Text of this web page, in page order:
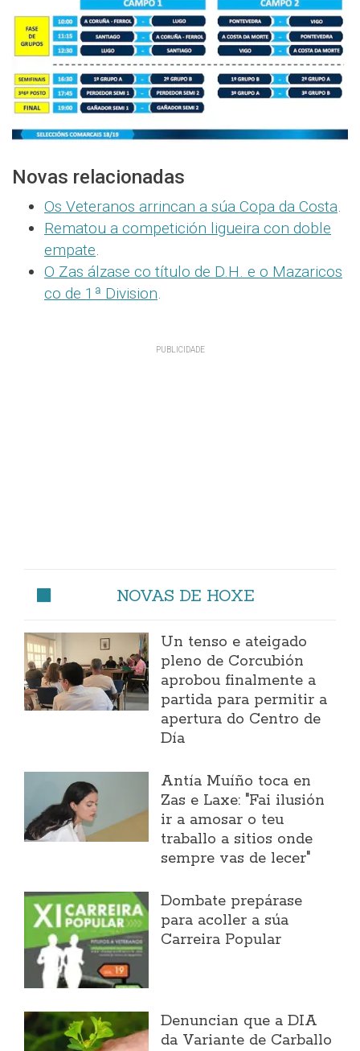
Novas relacionadas
Os Veteranos arrincan a súa Copa da Costa.
Rematou a competición ligueira con doble
empate.
O Zas álzase co título de D.H. e o Mazaricos
co de 1ª Division.
NOVAS DE HOXE
Un tenso e ateigado
pleno de Corcubión
aprobou finalmente a
partida para permitir a
apertura do Centro de
Día
Antía Muíño toca en
Zas e Laxe: "Fai ilusión
ir a amosar o teu
traballo a sitios onde
sempre vas de lecer"
Dombate prepárase
para acoller a súa
Carreira Popular
Denuncian que a DIA
da Variante de Carballo